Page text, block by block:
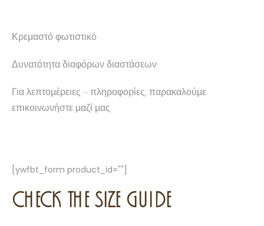
Κρεμαστό φωτιστικό
Δυνατότητα διαφόρων διαστάσεων
Για λεπτομέρειες – πληροφορίες, παρακαλούμε
επικοινωνήστε μαζί μας.
[ywfbt_form product_id=""]
CHECK THE SIZE GUIDE